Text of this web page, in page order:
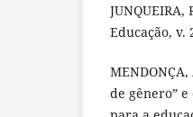
Educação, v.
de gênero”